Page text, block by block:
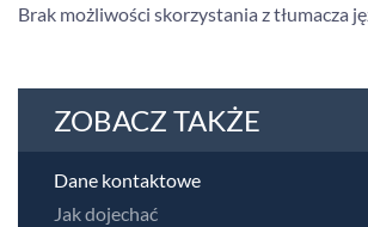
Brak możliwości skorzystania z tłumacza
ZOBACZ TAKŻE
Dane kontaktowe
Jak dojechać